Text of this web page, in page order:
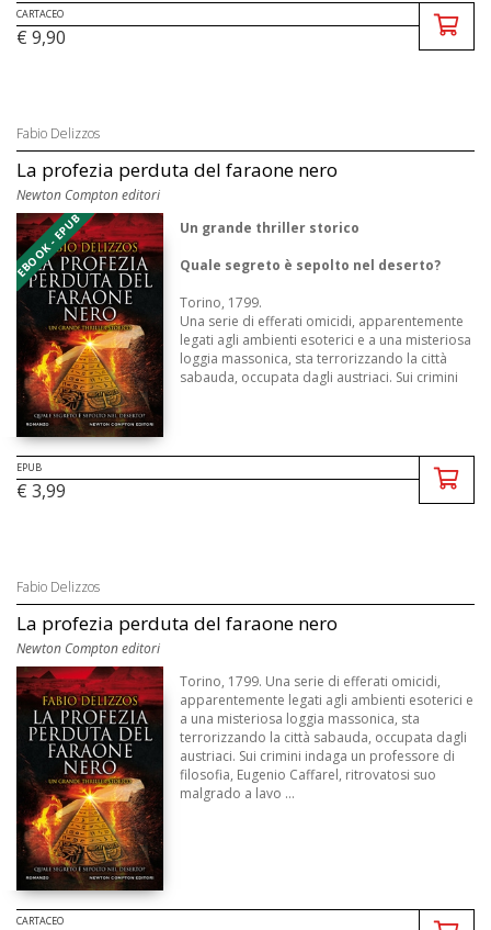
CARTACEO
€ 9,90
Fabio Delizzos
La profezia perduta del faraone nero
Newton Compton editori
EBOOK - EPUB
Un grande thriller storico
Quale segreto è sepolto nel deserto?
Torino, 1799.
Una serie di efferati omicidi, ap­parentemente
legati agli ambienti esoterici e a una misteriosa
loggia massonica, sta terrorizzando la cit­tà
sabauda, occupata dagli austria­ci. Sui crimini
EPUB
€ 3,99
Fabio Delizzos
La profezia perduta del faraone nero
Newton Compton editori
Torino, 1799. Una serie di efferati omicidi,
apparentemente legati agli ambienti esoterici e
a una misteriosa loggia massonica, sta
terrorizzando la città sabauda, occupata dagli
austriaci. Sui crimini indaga un professore di
filosofia, Eugenio Caffarel, ritrovatosi suo
malgrado a lavo ...
CARTACEO